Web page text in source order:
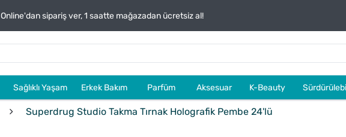
Online'dan sipariş ver, 1 saatte mağazadan ücretsiz al!
Sağlıklı Yaşam Erkek Bakım Parfüm Aksesuar K-Beauty
Superdrug Studio Takma Tırnak Holografik Pembe 24'lü